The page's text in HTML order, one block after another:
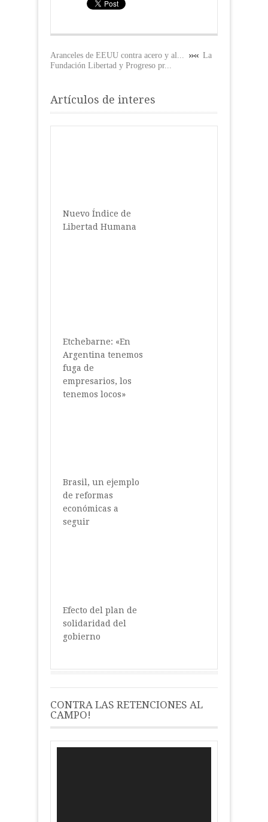
Aranceles de EEUU contra acero y al...
La
Fundación Libertad y Progreso pr...
Artículos de interes
Nuevo Índice de
Libertad Humana
Etchebarne: «En
Argentina tenemos
fuga de
empresarios, los
tenemos locos»
Brasil, un ejemplo
de reformas
económicas a
seguir
Efecto del plan de
solidaridad del
gobierno
CONTRA LAS RETENCIONES AL
CAMPO!